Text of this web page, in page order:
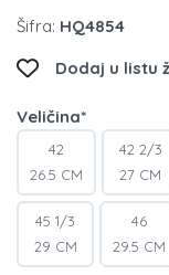
Šifra: HQ4854
Dodaj u listu
Veličina*
42
26.5 CM
42 2/3
27 CM
45 1/3
29 CM
46
29.5 CM